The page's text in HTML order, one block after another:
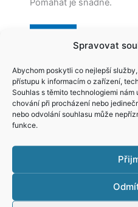
Spravovat
Abychom poskytli co nejlepší
přístupu k informacím o zařízení,
Souhlas s těmito technologiemi
chování při procházení nebo
nebo odvolání souhlasu může
funkce.
Pomáhat je snadné.
Organizace
Chceme rozjet